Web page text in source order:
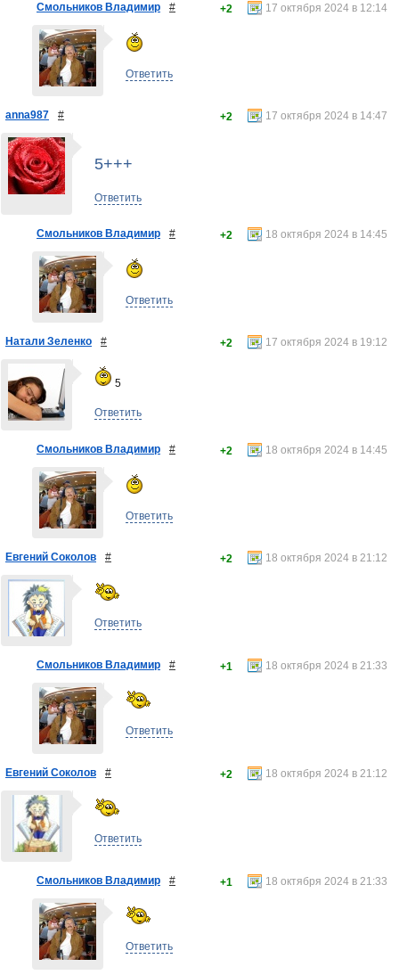
Смольников Владимир # 17 октября 2024 в 12:14
+2
Ответить
anna987 # 17 октября 2024 в 14:47
+2
5+++
Ответить
Смольников Владимир # 18 октября 2024 в 14:45
+2
Ответить
Натали Зеленко # 17 октября 2024 в 19:12
+2
5
Ответить
Смольников Владимир # 18 октября 2024 в 14:45
+2
Ответить
Евгений Соколов # 18 октября 2024 в 21:12
+2
Ответить
Смольников Владимир # 18 октября 2024 в 21:33
+1
Ответить
Евгений Соколов # 18 октября 2024 в 21:12
+2
Ответить
Смольников Владимир # 18 октября 2024 в 21:33
+1
Ответить